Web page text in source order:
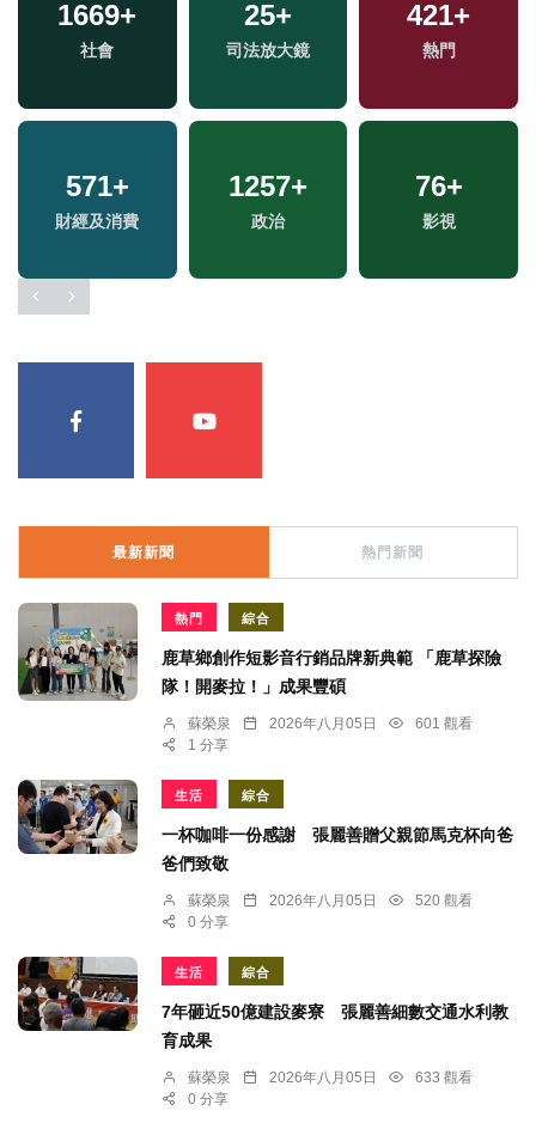
1669+
社會
25+
司法放大鏡
421+
熱門
571+
財經及消費
1257+
政治
76+
影視
最新新聞 熱門新聞
熱門 綜合
鹿草鄉創作短影音行銷品牌新典範 「鹿草探險
隊！開麥拉！」成果豐碩
蘇榮泉 2026年八月05日
601 觀看
1 分享
生活 綜合
一杯咖啡一份感謝 張麗善贈父親節馬克杯向爸
爸們致敬
蘇榮泉 2026年八月05日
520 觀看
0 分享
生活 綜合
7年砸近50億建設麥寮 張麗善細數交通水利教
育成果
蘇榮泉 2026年八月05日
633 觀看
0 分享